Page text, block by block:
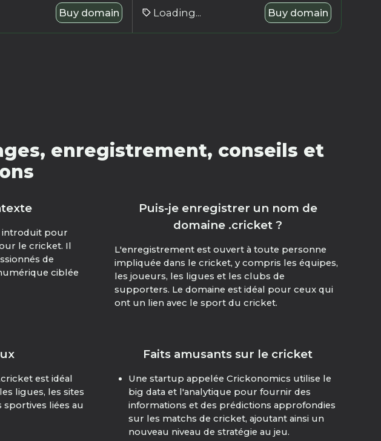
Buy domain Loading... Buy domain
enregistrement, conseils et
introduit pour
le cricket. Il
de
ciblée
Puis-je enregistrer un nom de
domaine .cricket ?
L'enregistrement est ouvert à toute personne
impliquée dans le cricket, y compris les équipes,
les joueurs, les ligues et les clubs de
supporters. Le domaine est idéal pour ceux qui
ont un lien avec le sport du cricket.
est idéal
ligues, les sites
liées au
Faits amusants sur le cricket
Une startup appelée Crickonomics utilise le
big data et l'analytique pour fournir des
informations et des prédictions approfondies
sur les matchs de cricket, ajoutant ainsi un
nouveau niveau de stratégie au jeu.